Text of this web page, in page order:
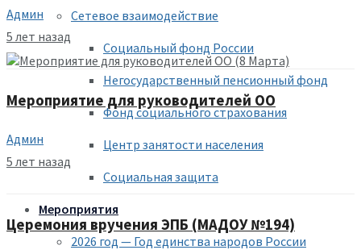
Сетевое взаимодействие
Социальный фонд России
Негосударственный пенсионный фонд
Фонд социального страхования
Центр занятости населения
Социальная защита
Мероприятия
2026 год — Год единства народов России
Админ
5 лет назад
Мероприятие для руководителей ОО
Админ
5 лет назад
Церемония вручения ЭПБ (МАДОУ №194)